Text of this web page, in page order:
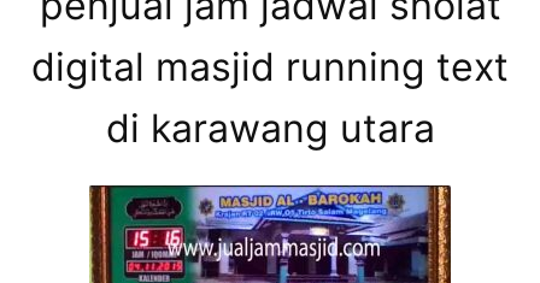
digital masjid running text
di karawang utara